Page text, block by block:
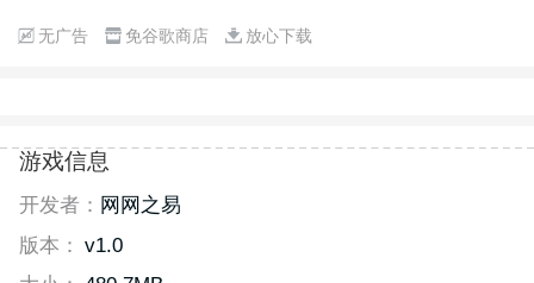
无广告 免谷歌商店 放心下载
游戏信息
开发者： 网网之易
版本： v1.0